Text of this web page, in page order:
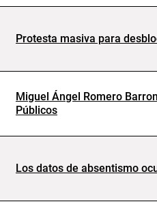
Protesta masiva para
Miguel Ángel Romero
Públicos
Los datos de absentismo